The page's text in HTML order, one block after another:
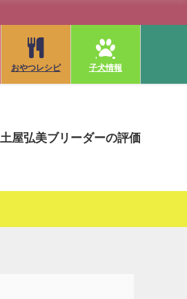
おやつレシピ 子犬情報
土屋弘美ブリーダーの評価